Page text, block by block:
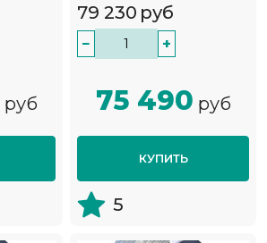
руб
79 230 руб
− +
75 490 руб
КУПИТЬ
5